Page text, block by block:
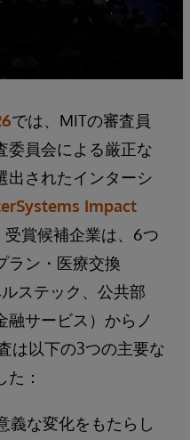
では、MITの審査員
委員会による厳正な
出されたインターシ
Impact
受賞候補企業は、6つ
ラン・医療交換
ステック、公共部
融サービス）からノ
は以下の3つの主要な
：
義な変化をもたらし